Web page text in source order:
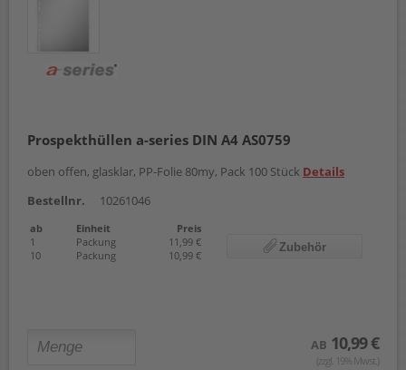
Prospekthüllen a-series DIN A4 AS0759
oben offen, glasklar, PP-Folie 80my, Pack 100 Stück Details
Bestellnr.
10261046
ab Einheit
Preis
1
Packung
11,99 €
10
Packung 10,99 €
Zubehör
AB 10,99 €
(zzgl. 19% Mwst.)